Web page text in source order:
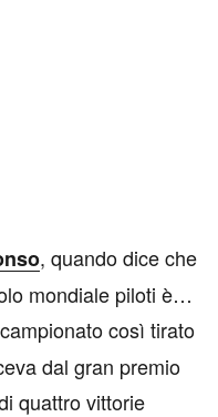
, quando dice che
mondiale piloti è…
così tirato
dal gran premio
quattro vittorie